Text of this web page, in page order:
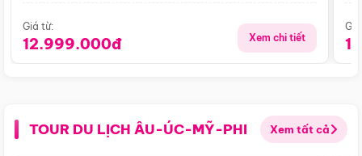
Giá từ:
12.999.000đ Xem chi tiết
TOUR DU LỊCH ÂU-ÚC-MỸ-PHI Xem tất cả
Điểm nổi bật